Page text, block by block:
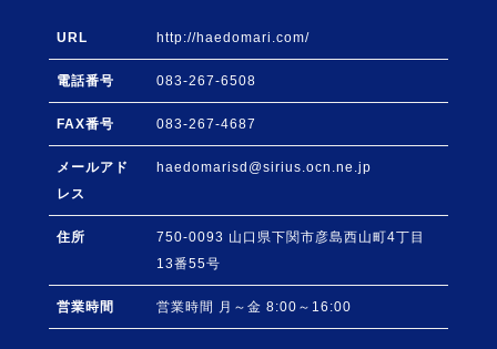
URL http://haedomari.com/
電話番号 083-267-6508
FAX番号 083-267-4687
メールアド
レス
haedomarisd@sirius.ocn.ne.jp
住所 750-0093 山口県下関市彦島西山町4丁目
13番55号
営業時間 営業時間 月～金 8:00～16:00